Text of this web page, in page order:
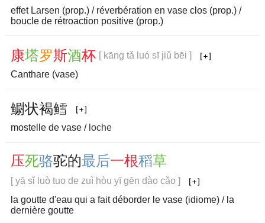
effet Larsen (prop.) / réverbération en vase clos (prop.) /
boucle de rétroaction positive (prop.)
康塔罗斯酒杯 [ kāng tǎ luó sī jiǔ bēi ]
Canthare (vase)
鳚状褐鳕
mostelle de vase / loche
压死骆驼的最后一根稻草
[ yā sǐ luò tuo de zuì hòu yī gēn dào cǎo ]
la goutte d'eau qui a fait déborder le vase (idiome) / la
dernière goutte